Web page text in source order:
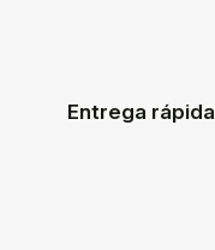
Entrega rápida